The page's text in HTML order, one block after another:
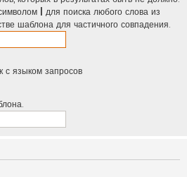
для поиска любого слова из
шаблона для частичного совпадения.
с языком запросов